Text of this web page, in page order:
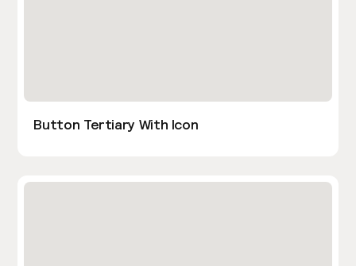
Button Tertiary With Icon